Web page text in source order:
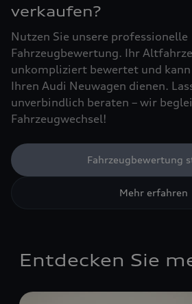
verkaufen?
Nutzen Sie unsere professionelle
Fahrzeugbewertung. Ihr
unkompliziert bewertet und
Ihren Audi Neuwagen dienen.
unverbindlich beraten – wir
Fahrzeugwechsel!
Fahrzeugbewertung
Mehr erfahren
Entdecken Sie